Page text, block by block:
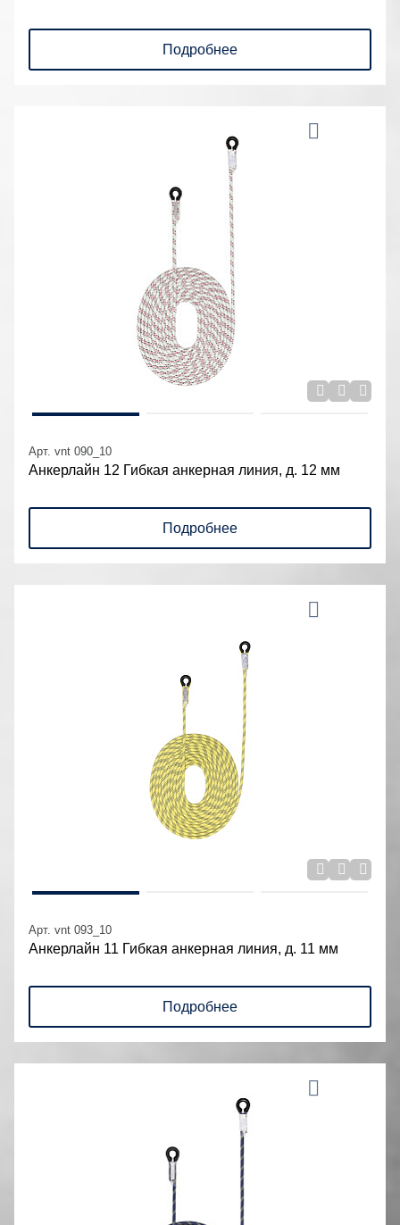
Подробнее
Арт. vnt 090_10
Анкерлайн 12 Гибкая анкерная линия, д. 12 мм
Подробнее
Арт. vnt 093_10
Анкерлайн 11 Гибкая анкерная линия, д. 11 мм
Подробнее